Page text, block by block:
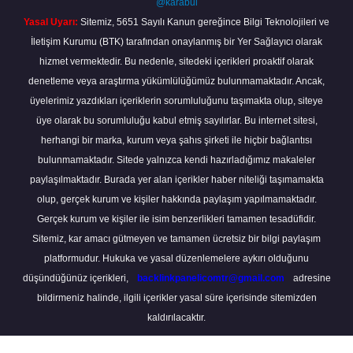
@karabul
Yasal Uyarı: Sitemiz, 5651 Sayılı Kanun gereğince Bilgi Teknolojileri ve
İletişim Kurumu (BTK) tarafından onaylanmış bir Yer Sağlayıcı olarak
hizmet vermektedir. Bu nedenle, sitedeki içerikleri proaktif olarak
denetleme veya araştırma yükümlülüğümüz bulunmamaktadır. Ancak,
üyelerimiz yazdıkları içeriklerin sorumluluğunu taşımakta olup, siteye
üye olarak bu sorumluluğu kabul etmiş sayılırlar. Bu internet sitesi,
herhangi bir marka, kurum veya şahıs şirketi ile hiçbir bağlantısı
bulunmamaktadır. Sitede yalnızca kendi hazırladığımız makaleler
paylaşılmaktadır. Burada yer alan içerikler haber niteliği taşımamakta
olup, gerçek kurum ve kişiler hakkında paylaşım yapılmamaktadır.
Gerçek kurum ve kişiler ile isim benzerlikleri tamamen tesadüfidir.
Sitemiz, kar amacı gütmeyen ve tamamen ücretsiz bir bilgi paylaşım
platformudur. Hukuka ve yasal düzenlemelere aykırı olduğunu
düşündüğünüz içerikleri,
backlinkpanelicomtr@gmail.com
adresine
bildirmeniz halinde, ilgili içerikler yasal süre içerisinde sitemizden
kaldırılacaktır.